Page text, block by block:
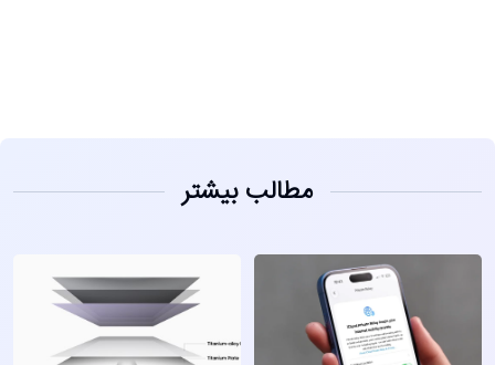
مطالب بیشتر